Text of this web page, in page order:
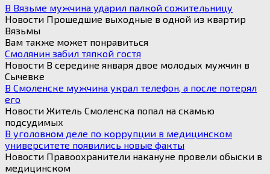
В Вязьме мужчина ударил палкой сожительницу
Новости Прошедшие выходные в одной из квартир
Вязьмы
Вам также может понравиться
Смолянин забил тяпкой гостя
Новости В середине января двое молодых мужчин в
Сычевке
В Смоленске мужчина украл телефон, а после потерял
его
Новости Житель Смоленска попал на скамью
подсудимых
В уголовном деле по коррупции в медицинском
университете появились новые факты
Новости Правоохранители накануне провели обыски в
медицинском